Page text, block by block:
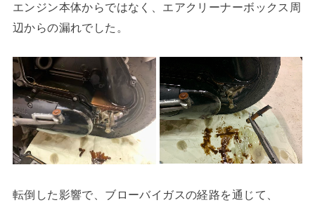
エンジン本体からではなく、エアクリーナーボックス周
辺からの漏れでした。
転倒した影響で、ブローバイガスの経路を通じて、